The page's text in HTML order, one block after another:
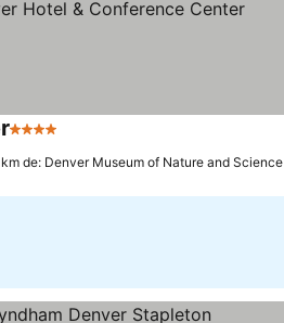
4 Estrellas
km de: Denver Museum of Nature and Science